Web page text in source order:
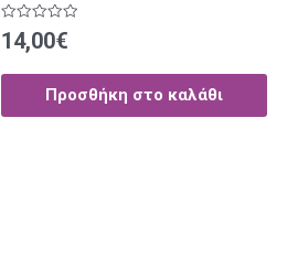
Βαθμολογήθηκε
με
από
14,00€
Προσθήκη στο καλάθι